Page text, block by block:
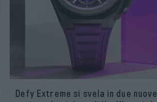
Defy Extreme si svela in due nuove